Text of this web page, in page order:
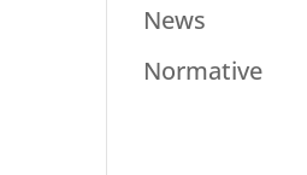
News
Normative